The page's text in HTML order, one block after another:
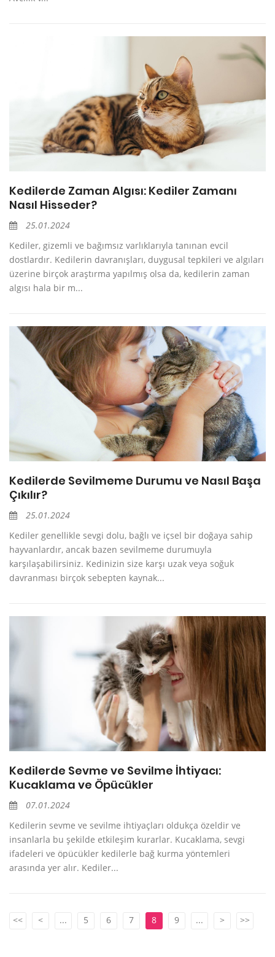
Kedilerde Zaman Algısı: Kediler Zamanı
Nasıl Hisseder?
25.01.2024
Kediler, gizemli ve bağımsız varlıklarıyla tanınan evcil
dostlardır. Kedilerin davranışları, duygusal tepkileri ve algıları
üzerine birçok araştırma yapılmış olsa da, kedilerin zaman
algısı hala bir m...
Kedilerde Sevilmeme Durumu ve Nasıl Başa
Çıkılır?
25.01.2024
Kediler genellikle sevgi dolu, bağlı ve içsel bir doğaya sahip
hayvanlardır, ancak bazen sevilmeme durumuyla
karşılaşabilirsiniz. Kedinizin size karşı uzak veya soğuk
davranması birçok sebepten kaynak...
Kedilerde Sevme ve Sevilme İhtiyacı:
Kucaklama ve Öpücükler
07.01.2024
Kedilerin sevme ve sevilme ihtiyaçları oldukça özeldir ve
insanlarla bu şekilde etkileşim kurarlar. Kucaklama, sevgi
ifadeleri ve öpücükler kedilerle bağ kurma yöntemleri
arasında yer alır. Kediler...
<< < ... 5 6 7 8 9 ... > >>